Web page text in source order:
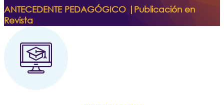
ANTECEDENTE PEDAGÓGICO |Publicación en
Revista